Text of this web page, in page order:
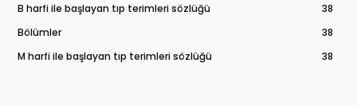
B harfi ile başlayan tıp terimleri sözlüğü
38
Bölümler
38
M harfi ile başlayan tıp terimleri sözlüğü
38